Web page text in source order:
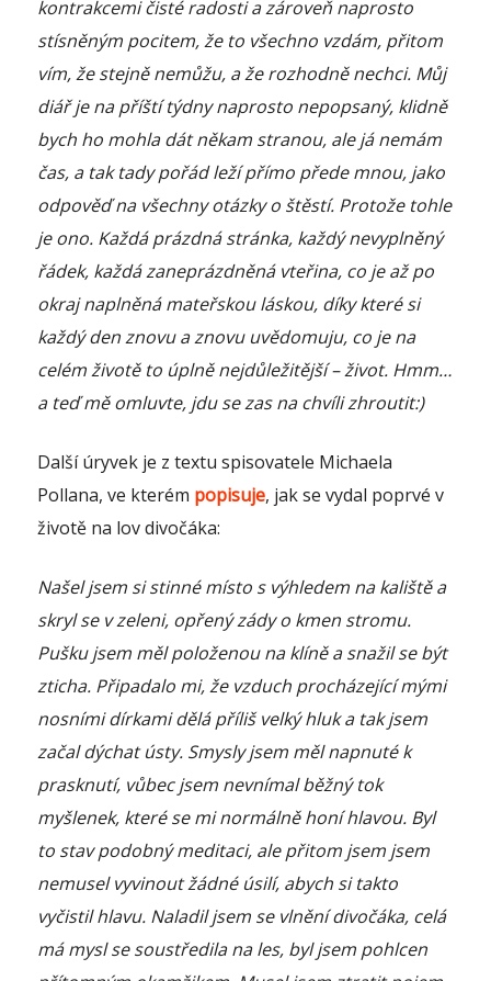
kontrakcemi čisté radosti a zároveň naprosto
stísněným pocitem, že to všechno vzdám, přitom
vím, že stejně nemůžu, a že rozhodně nechci. Můj
diář je na příští týdny naprosto nepopsaný, klidně
bych ho mohla dát někam stranou, ale já nemám
čas, a tak tady pořád leží přímo přede mnou, jako
odpověď na všechny otázky o štěstí. Protože tohle
je ono. Každá prázdná stránka, každý nevyplněný
řádek, každá zaneprázdněná vteřina, co je až po
okraj naplněná mateřskou láskou, díky které si
každý den znovu a znovu uvědomuju, co je na
celém životě to úplně nejdůležitější – život. Hmm…
a teď mě omluvte, jdu se zas na chvíli zhroutit:)
Další úryvek je z textu spisovatele Michaela
Pollana, ve kterém popisuje, jak se vydal poprvé v
životě na lov divočáka:
Našel jsem si stinné místo s výhledem na kaliště a
skryl se v zeleni, opřený zády o kmen stromu.
Pušku jsem měl položenou na klíně a snažil se být
zticha. Připadalo mi, že vzduch procházející mými
nosními dírkami dělá příliš velký hluk a tak jsem
začal dýchat ústy. Smysly jsem měl napnuté k
prasknutí, vůbec jsem nevnímal běžný tok
myšlenek, které se mi normálně honí hlavou. Byl
to stav podobný meditaci, ale přitom jsem jsem
nemusel vyvinout žádné úsilí, abych si takto
vyčistil hlavu. Naladil jsem se vlnění divočáka, celá
má mysl se soustředila na les, byl jsem pohlcen